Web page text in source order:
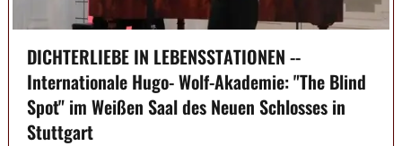
DICHTERLIEBE IN LEBENSSTATIONEN --
Internationale Hugo- Wolf-Akademie: "The Blind
Spot" im Weißen Saal des Neuen Schlosses in
Stuttgart